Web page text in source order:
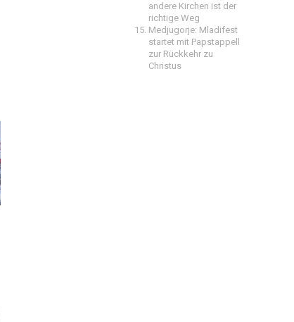
andere Kirchen ist der
richtige Weg
Medjugorje: Mladifest
startet mit Papstappell
zur Rückkehr zu
Christus